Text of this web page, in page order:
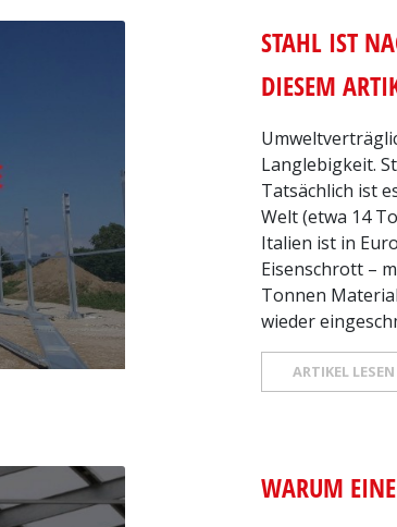
STAHL IST
DIESEM
Langlebigkeit.
Tatsächlich ist
Welt (etwa 14
Italien ist in
Eisenschrott –
Tonnen
wieder
ARTIKEL LESEN
WARUM